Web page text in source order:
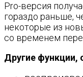
Pro-версия
гораздо раньше,
некоторые из
со временем
Другие функции,